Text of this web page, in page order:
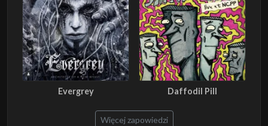
Evergrey Daffodil Pill
Więcej zapowiedzi